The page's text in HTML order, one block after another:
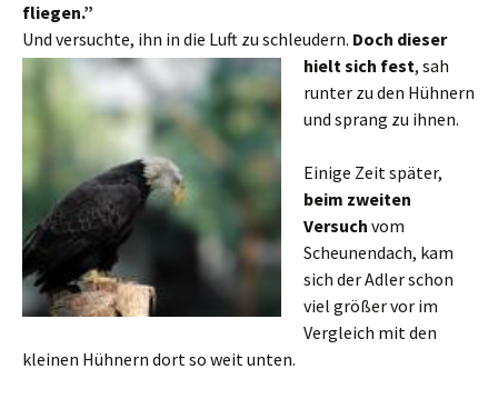
fliegen.”
Und versuchte, ihn in die Luft zu schleudern. Doch dieser
hielt sich fest, sah
runter zu den Hühnern
und sprang zu ihnen.
Einige Zeit später,
beim zweiten
Versuch vom
Scheunendach, kam
sich der Adler schon
viel größer vor im
Vergleich mit den
kleinen Hühnern dort so weit unten.